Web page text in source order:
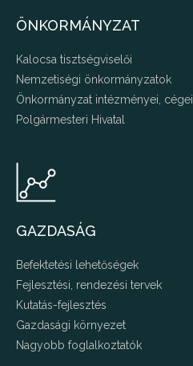
ÖNKORMÁNYZAT
Kalocsa tisztségviselői
Nemzetiségi önkormányzatok
Önkormányzat intézményei, cégei
Polgármesteri Hivatal
GAZDASÁG
Befektetési lehetőségek
Fejlesztési, rendezési tervek
Kutatás-fejlesztés
Gazdasági környezet
Nagyobb foglalkoztatók